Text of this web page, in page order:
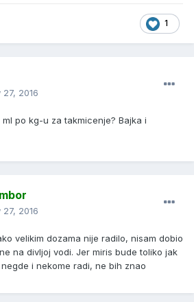
1
2016
po kg-u za takmicenje? Bajka i
2016
velikim dozama nije radilo, nisam dobio
na divljoj vodi. Jer miris bude toliko jak
i nekome radi, ne bih znao